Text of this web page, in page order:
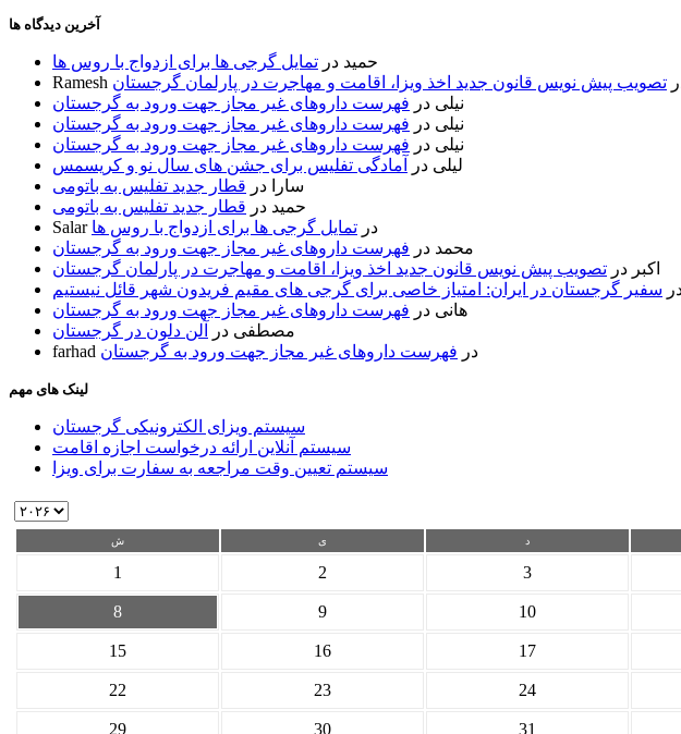
آخرین دیدگاه ها
حمید در تمایل گرجی ها برای ازدواج با روس ها
Ramesh تصویب پیش نویس قانون جدید اخذ ویزا، اقامت و مهاجرت در پارلمان گرجستان
نیلی در فهرست داروهای غیر مجاز جهت ورود به گرجستان
نیلی در فهرست داروهای غیر مجاز جهت ورود به گرجستان
نیلی در فهرست داروهای غیر مجاز جهت ورود به گرجستان
لیلی در
آمادگی تفلیس برای جشن های سال نو و کریسمس
سارا
در قطار جدید تفلیس به باتومی
حمید در قطار جدید تفلیس به باتومی
Salar
در تمایل گرجی ها برای ازدواج با روس ها
محمد در فهرست داروهای غیر مجاز جهت ورود به گرجستان
اکبر در تصویب پیش نویس قانون جدید اخذ ویزا، اقامت و مهاجرت در پارلمان گرجستان
سفیر گرجستان در ایران: امتیاز خاصی برای گرجی های مقیم فریدون شهر قائل نیستیم
هانی در فهرست داروهای غیر مجاز جهت ورود به گرجستان
مصطفی در
آلن دلون در گرجستان
farhad
در فهرست داروهای غیر مجاز جهت ورود به گرجستان
لینک های مهم
سیستم ویزای الکترونیکی گرجستان
سیستم آنلاین ارائه درخواست اجازه اقامت
سیستم تعیین وقت مراجعه به سفارت برای ویزا
ش ی د
1 2 3
8 9 10
15 16 17
22 23 24
29 30 31